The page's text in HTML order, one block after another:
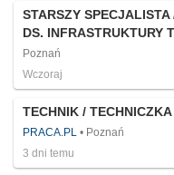
STARSZY
DS. INFRASTRUKTURY
Poznań
Wczoraj
TECHNIK /
PRACA.PL
Poznań
3 dni temu